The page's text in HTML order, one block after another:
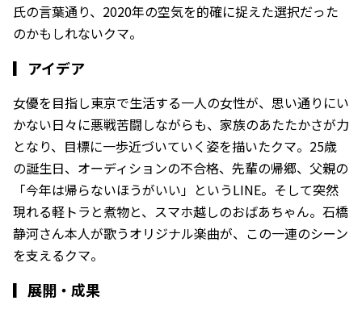
氏の言葉通り、2020年の空気を的確に捉えた選択だった
のかもしれないクマ。
▎ アイデア
女優を目指し東京で生活する一人の女性が、思い通りにい
かない日々に悪戦苦闘しながらも、家族のあたたかさが力
となり、目標に一歩近づいていく姿を描いたクマ。25歳
の誕生日、オーディションの不合格、先輩の帰郷、父親の
「今年は帰らないほうがいい」というLINE。そして突然
現れる軽トラと煮物と、スマホ越しのおばあちゃん。石橋
静河さん本人が歌うオリジナル楽曲が、この一連のシーン
を支えるクマ。
▎ 展開・成果